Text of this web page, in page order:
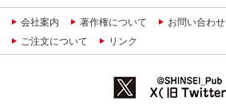
会社案内 著作権について お問い合わせ
ご注文について
リンク